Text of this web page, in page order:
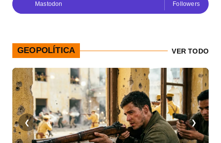
Mastodon Followers
GEOPOLÍTICA VER TODO
❮ ❯